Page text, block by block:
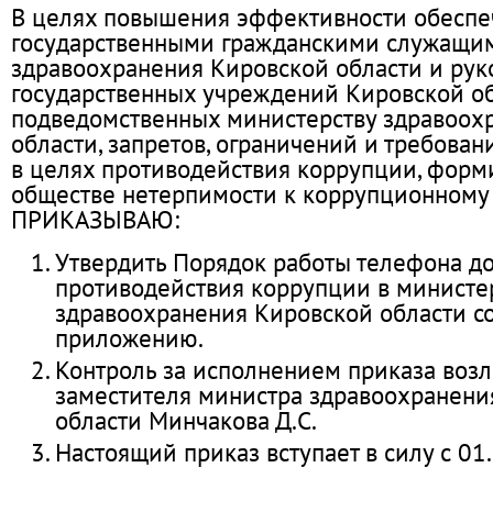
В целях повышения эффективности
государственными гражданскими
здравоохранения Кировской области и
государственных учреждений Кировской
подведомственных министерству
области, запретов, ограничений и
в целях противодействия коррупции,
обществе нетерпимости к
ПРИКАЗЫВАЮ:
Утвердить Порядок работы телефона
противодействия коррупции в
здравоохранения Кировской области
приложению.
Контроль за исполнением приказа
заместителя министра
области Минчакова Д.С.
Настоящий приказ вступает в силу с